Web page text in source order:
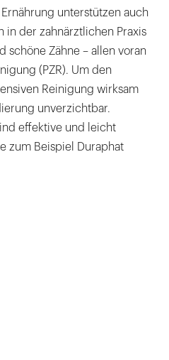
unterstützen auch
in der zahnärztlichen Praxis
schöne Zähne – allen voran
(PZR). Um den
Reinigung wirksam
unverzichtbar.
effektive und leicht
zum Beispiel Duraphat